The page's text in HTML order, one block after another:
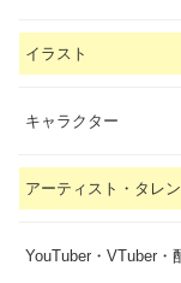
イラスト
キャラクター
アーティスト・タレ
YouTuber・VTuber・